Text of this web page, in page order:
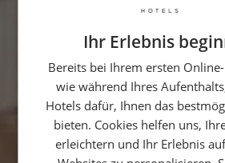
Ihr Erlebnis
Bereits bei Ihrem ersten
wie während Ihres
Hotels dafür, Ihnen das
bieten. Cookies helfen uns,
erleichtern und Ihr Erlebnis